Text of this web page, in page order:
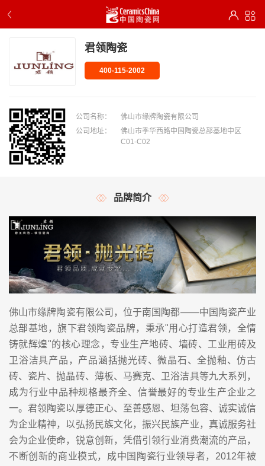
君领陶瓷
400-115-2002
公司名称：
佛山市缘牌陶瓷有限公司
公司地址：
佛山市季华西路中国陶瓷总部基地中区
C01-C02
品牌简介
佛山市缘牌陶瓷有限公司，位于南国陶都——中国陶瓷产业
总部基地，旗下君领陶瓷品牌，秉承"用心打造君领，全情
铸就辉煌"的核心理念，专业生产地砖、墙砖、工业用砖及
卫浴洁具产品，产品涵括抛光砖、微晶石、全抛釉、仿古
砖、瓷片、抛晶砖、薄板、马赛克、卫浴洁具等九大系列，
成为行业中品种规格最齐全、信誉最好的专业生产企业之
一。君领陶瓷以厚德正心、至善感恩、坦荡包容、诚实诚信
为企业精神，以弘扬民族文化，振兴民族产业，真诚服务社
会为企业使命，锐意创新，凭借引领行业消费潮流的产品，
不断创新的商业模式，成中国陶瓷行业领导者，2012年被